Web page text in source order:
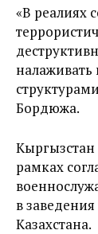
«В реалиях
Бордюжа.
Кыргызстан
рамках
в
Казахстана.